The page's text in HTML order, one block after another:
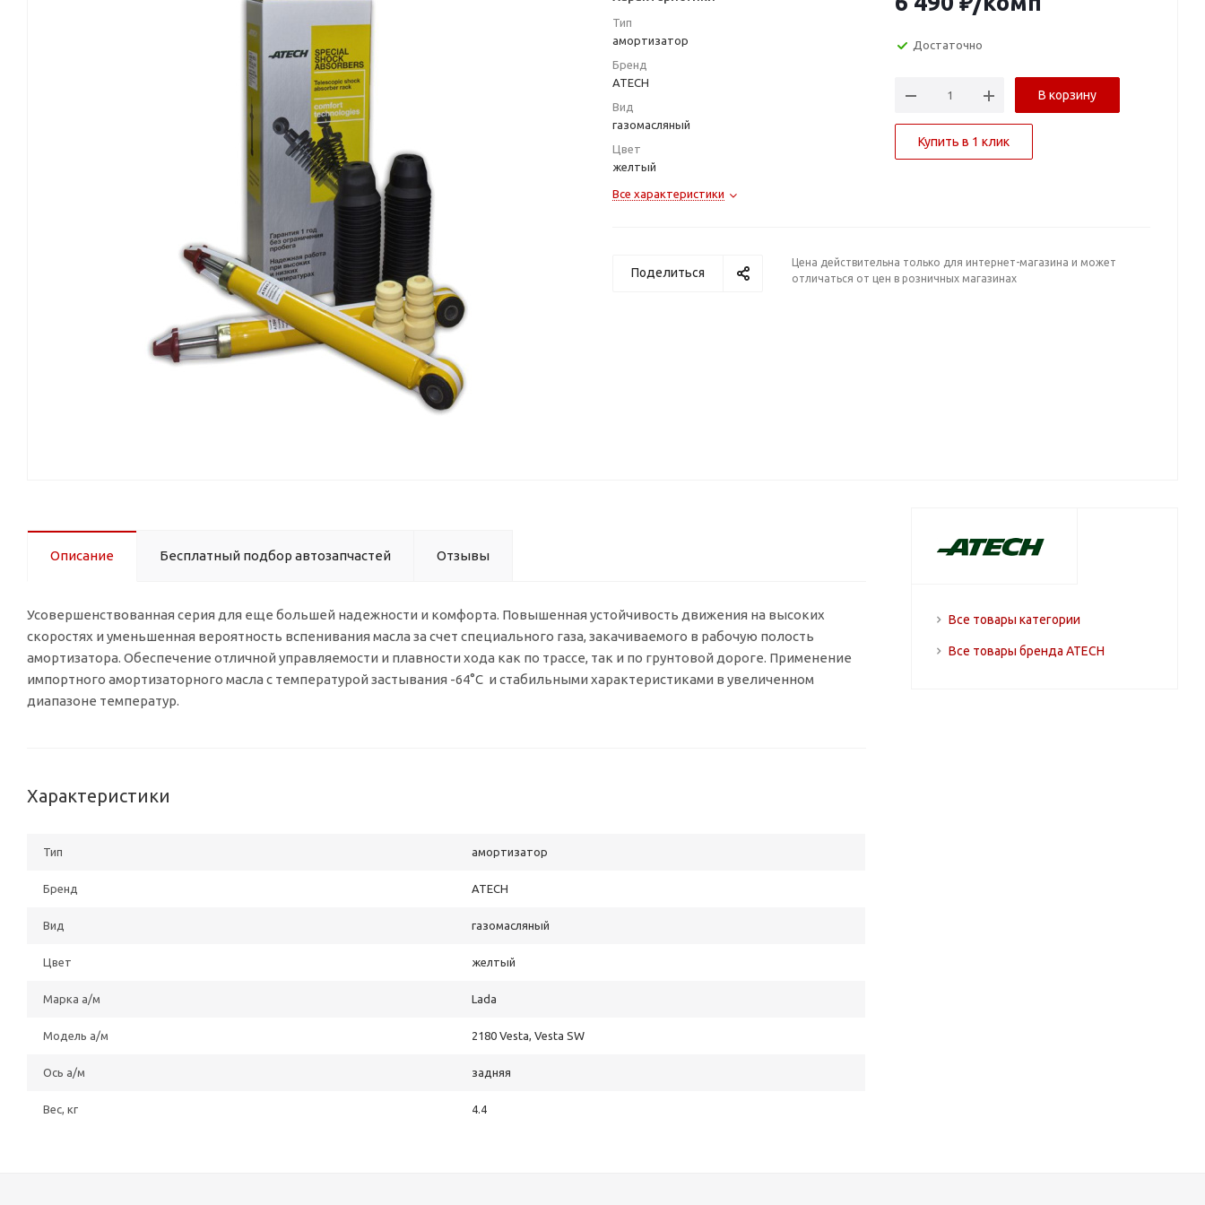
Тип
амортизатор
Бренд
ATECH
Вид
газомасляный
Цвет
желтый
Все характеристики
Достаточно
В корзину
Купить в 1 клик
Поделиться
Цена действительна только для интернет-магазина и может
отличаться от цен в розничных магазинах
Описание Бесплатный подбор автозапчастей Отзывы
Усовершенствованная серия для еще большей надежности и комфорта. Повышенная устойчивость движения на высоких
скоростях и уменьшенная вероятность вспенивания масла за счет специального газа, закачиваемого в рабочую полость
амортизатора. Обеспечение отличной управляемости и плавности хода как по трассе, так и по грунтовой дороге. Применение
импортного амортизаторного масла с температурой застывания -64°C и стабильными характеристиками в увеличенном
диапазоне температур.
Характеристики
Тип амортизатор
Бренд ATECH
Вид газомасляный
Цвет желтый
Марка а/м Lada
Модель а/м 2180 Vesta, Vesta SW
Ось а/м задняя
Вес, кг 4.4
Все товары категории
Все товары бренда ATECH